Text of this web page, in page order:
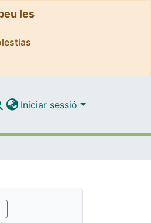
les
Iniciar sessió